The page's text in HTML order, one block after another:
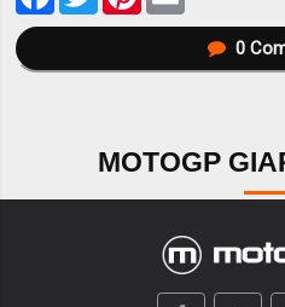
0
MOTOGP